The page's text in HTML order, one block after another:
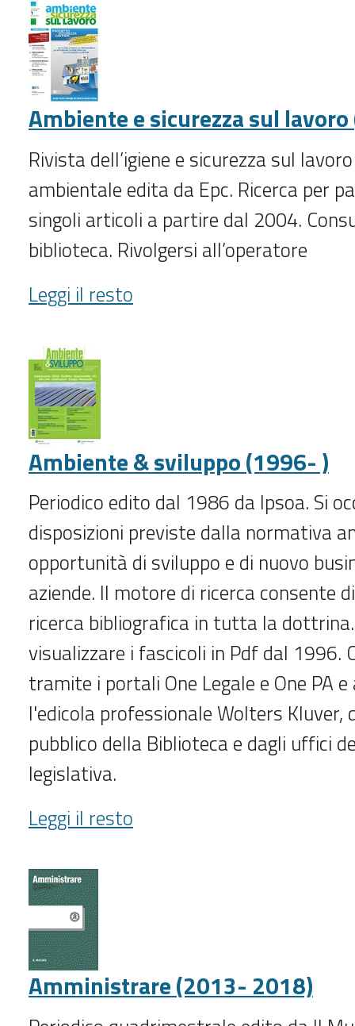
(1999-
2012;
2014;
2021-
-
Ambiente e sicurezza sul
Rivista dell’igiene e sicurezza sul
ambientale edita da Epc. Ricerca per
singoli articoli a partire dal 2004.
biblioteca. Rivolgersi all’operatore
Ambiente
e
sul
lavoro
(2004-
-
Leggi il resto
Ambiente & sviluppo (1996- )
Periodico edito dal 1986 da Ipsoa. Si
disposizioni previste dalla normativa
opportunità di sviluppo e di nuovo
aziende. Il motore di ricerca consente
ricerca bibliografica in tutta la
visualizzare i fascicoli in Pdf dal 1996.
tramite i portali One Legale e One PA
l'edicola professionale Wolters Kluver,
pubblico della Biblioteca e dagli uffici
legislativa.
Ambiente
&
(1996-
)
Leggi il resto
Amministrare (2013- 2018)